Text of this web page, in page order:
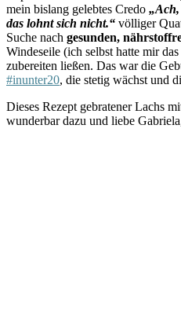
mein bislang gelebtes Credo
das lohnt sich nicht.“ völliger
Suche nach gesunden,
Windeseile (ich selbst hatte mir
zubereiten ließen. Das war die
#inunter20, die stetig wächst und
Dieses Rezept gebratener Lachs
wunderbar dazu und liebe